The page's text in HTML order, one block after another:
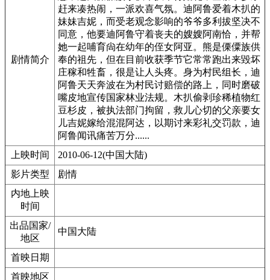
剧情简介
赶来凑热闹，一派欢喜气氛。迪阿鲁爱着木扒的
妹妹吉妮，而受老观念影响的爷爷多利拔坚决不
同意，他要迪阿鲁守着丧夫的嫂嫂阿南恰，并帮
她一起哺育尙在幼年的侄女阿亚。熊是傈僳族供
奉的祖先，但在目前收获季节它常常跑出来毀坏
庄稼和牲畜，很是让人头疼。身为村民组长，迪
阿鲁天天奔波在为村民讨赔偿的路上，同时磨破
嘴皮地宣传国家林业法规。木扒偷剥珍稀植物红
豆杉皮，被执法部门拘留，救儿心切的父亲要女
儿吉妮嫁给混混阿达，以期讨来彩礼交罚款，迪
阿鲁闻讯痛苦万分......
上映时间
2010-06-12(中国大陆)
影片类型
剧情
内地上映
时间
出品国家/
地区
中国大陆
首映日期
首映地区